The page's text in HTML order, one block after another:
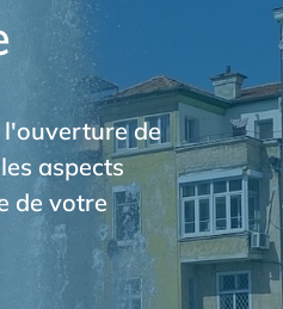
l'ouverture de
aspects
de votre